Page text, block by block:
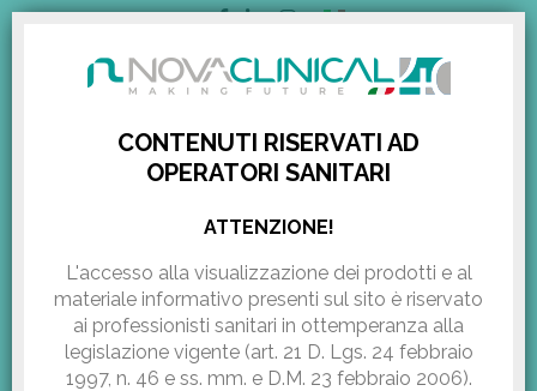
CONTENUTI RISERVATI AD
OPERATORI SANITARI
ATTENZIONE!
L'accesso alla visualizzazione dei prodotti e al
materiale informativo presenti sul sito è riservato
ai professionisti sanitari in ottemperanza alla
legislazione vigente (art. 21 D. Lgs. 24 febbraio
1997, n. 46 e ss. mm. e D.M. 23 febbraio 2006).
AREA RISERVATA ITALIANO
Dubai Derma 2021
Pubblicazione:Maggio 5, 2021